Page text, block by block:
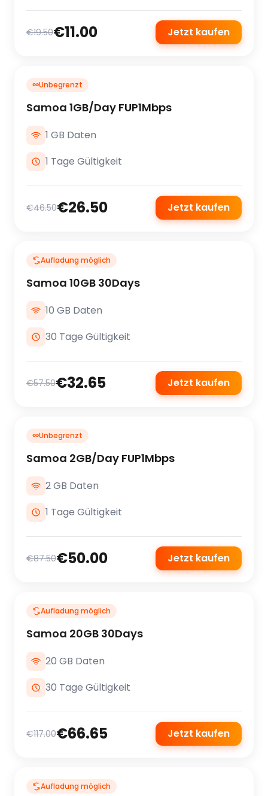
€19.50€11.00 Jetzt kaufen
∞Unbegrenzt
Samoa 1GB/Day FUP1Mbps
1 GB Daten
1 Tage Gültigkeit
€46.50€26.50 Jetzt kaufen
Aufladung möglich
Samoa 10GB 30Days
10 GB Daten
30 Tage Gültigkeit
€57.50€32.65 Jetzt kaufen
∞Unbegrenzt
Samoa 2GB/Day FUP1Mbps
2 GB Daten
1 Tage Gültigkeit
€87.50€50.00 Jetzt kaufen
Aufladung möglich
Samoa 20GB 30Days
20 GB Daten
30 Tage Gültigkeit
€117.00€66.65 Jetzt kaufen
Aufladung möglich